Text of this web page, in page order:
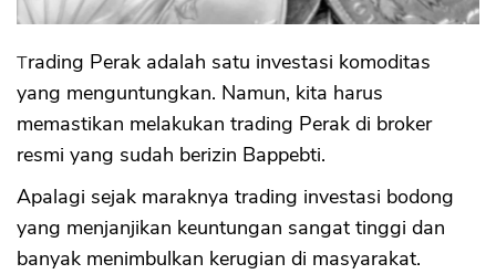
Trading Perak adalah satu investasi komoditas
yang menguntungkan. Namun, kita harus
memastikan melakukan trading Perak di broker
resmi yang sudah berizin Bappebti.
Apalagi sejak maraknya trading investasi bodong
yang menjanjikan keuntungan sangat tinggi dan
banyak menimbulkan kerugian di masyarakat.